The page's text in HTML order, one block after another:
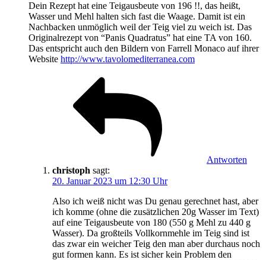
Dein Rezept hat eine Teigausbeute von 196 !!, das heißt,
Wasser und Mehl halten sich fast die Waage. Damit ist ein
Nachbacken unmöglich weil der Teig viel zu weich ist. Das
Originalrezept von “Panis Quadratus” hat eine TA von 160.
Das entspricht auch den Bildern von Farrell Monaco auf ihrer
Website http://www.tavolomediterranea.com
Antworten
christoph sagt:
20. Januar 2023 um 12:30 Uhr
Also ich weiß nicht was Du genau gerechnet hast, aber
ich komme (ohne die zusätzlichen 20g Wasser im Text)
auf eine Teigausbeute von 180 (550 g Mehl zu 440 g
Wasser). Da großteils Vollkornmehle im Teig sind ist
das zwar ein weicher Teig den man aber durchaus noch
gut formen kann. Es ist sicher kein Problem den